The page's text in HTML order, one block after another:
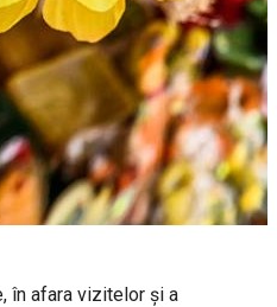
în afara vizitelor și a